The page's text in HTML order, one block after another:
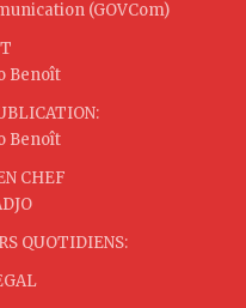
(GOVCom)
Benoît
Benoît
CHEF
QUOTIDIENS: